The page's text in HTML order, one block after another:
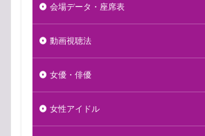
会場データ・座席表
動画視聴法
女優・俳優
女性アイドル